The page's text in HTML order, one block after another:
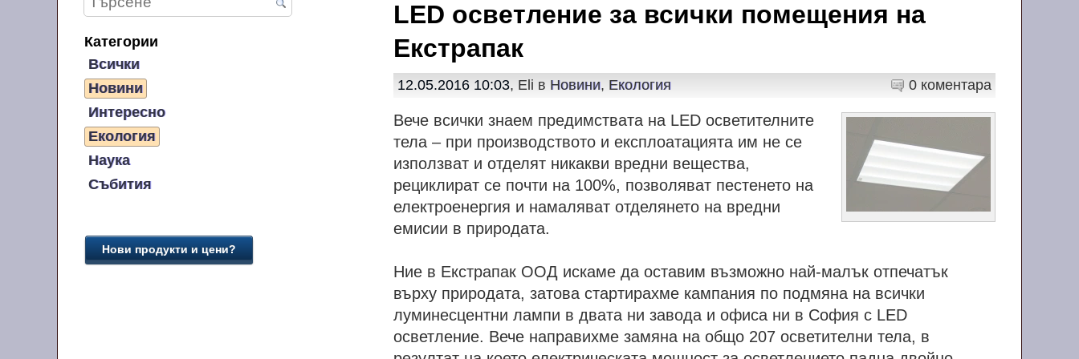
Категории
Всички
Новини
Интересно
Екология
Наука
Събития
LED осветление за всички помещения на
Екстрапак
0 коментара
12.05.2016 10:03, Eli в Новини, Екология
Вече всички знаем предимствата на LED осветителните
тела – при производството и експлоатацията им не се
използват и отделят никакви вредни вещества,
рециклират се почти на 100%, позволяват пестенето на
електроенергия и намаляват отделянето на вредни
емисии в природата.
Ние в Екстрапак ООД искаме да оставим възможно най-малък отпечатък
върху природата, затова стартирахме кампания по подмяна на всички
луминесцентни лампи в двата ни завода и офисa ни в София с LED
осветление. Вече направихме замяна на общо 207 осветителни тела, в